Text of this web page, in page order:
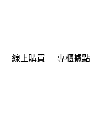
線上購買 專櫃據點